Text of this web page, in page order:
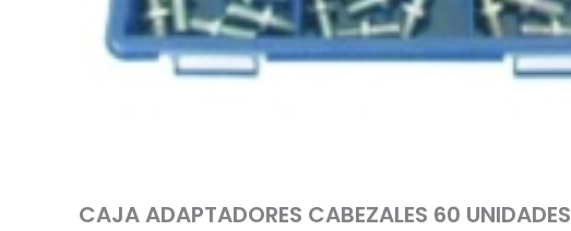
CAJA ADAPTADORES CABEZALES 60 UNIDADES